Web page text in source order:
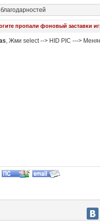
пропали фоновый заставки
, Жми select --> HID PIC --->